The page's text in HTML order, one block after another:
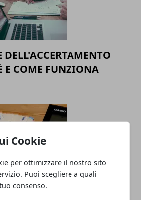
Cookie
per ottimizzare il nostro sito
Puoi scegliere a quali
consenso.
DELL'ACCERTAMENTO
E COME FUNZIONA
come funziona e